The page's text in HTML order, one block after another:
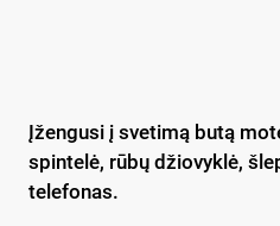
Įžengusi į svetimą butą
spintelė, rūbų džiovyklė,
telefonas.